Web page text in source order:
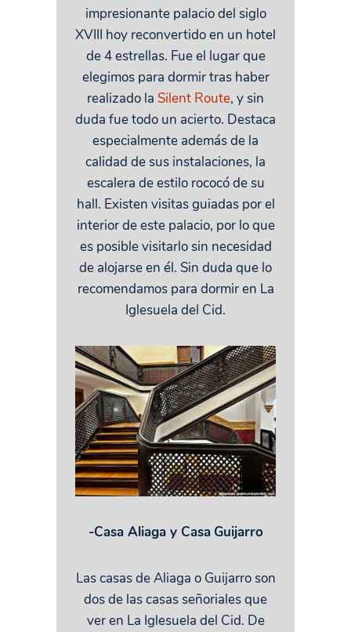
impresionante palacio del siglo
XVIII hoy reconvertido en un hotel
de 4 estrellas. Fue el lugar que
elegimos para dormir tras haber
realizado la Silent Route, y sin
duda fue todo un acierto. Destaca
especialmente además de la
calidad de sus instalaciones, la
escalera de estilo rococó de su
hall. Existen visitas guiadas por el
interior de este palacio, por lo que
es posible visitarlo sin necesidad
de alojarse en él. Sin duda que lo
recomendamos para dormir en La
Iglesuela del Cid.
-Casa Aliaga y Casa Guijarro
Las casas de Aliaga o Guijarro son
dos de las casas señoriales que
ver en La Iglesuela del Cid. De